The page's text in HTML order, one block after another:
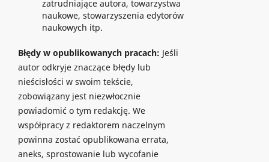
zatrudniające autora, towarzystwa
naukowe, stowarzyszenia edytorów
naukowych itp.
Błędy w opublikowanych pracach: Jeśli
autor odkryje znaczące błędy lub
nieścisłości w swoim tekście,
zobowiązany jest niezwłocznie
powiadomić o tym redakcję. We
współpracy z redaktorem naczelnym
powinna zostać opublikowana errata,
aneks, sprostowanie lub wycofanie